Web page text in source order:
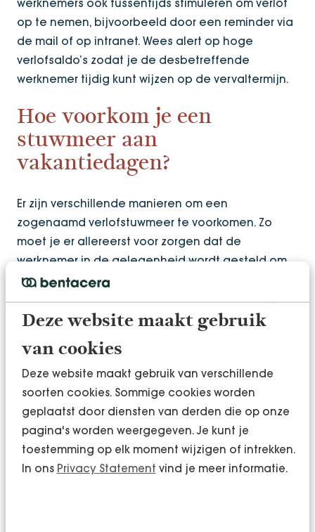
Deze website maakt gebruik
van cookies
Deze website maakt gebruik van verschillende
soorten cookies. Sommige cookies worden
geplaatst door diensten van derden die op onze
pagina's worden weergegeven. Je kunt je
toestemming op elk moment wijzigen of intrekken.
In ons Privacy Statement vind je meer informatie.
werknemers ook tussentijds stimuleren om verlof
op te nemen, bijvoorbeeld door een reminder via
de mail of op intranet. Wees alert op hoge
verlofsaldo’s zodat je de desbetreffende
werknemer tijdig kunt wijzen op de vervaltermijn.
Hoe voorkom je een
stuwmeer aan
vakantiedagen?
Er zijn verschillende manieren om een
zogenaamd verlofstuwmeer te voorkomen. Zo
moet je er allereerst voor zorgen dat de
werknemer in de gelegenheid wordt gesteld om
vakantie op te nemen. Wees alert op een te hoge
werkdruk, voorkom structurele onderbezetting
waardoor werknemers geen verlof durven
afwezigheid.
Ook kun je ervoor kiezen om collectieve
verplichte vrije dagen aan te wijzen, bijvoorbeeld
in de periode tussen Kerst en Nieuwjaar. Dit is
mogelijk als de regeling vooraf is vastgelegd in
de arbeidsovereenkomst, cao of